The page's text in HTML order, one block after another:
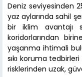
Deniz seviyesinden
yaz aylarında sahil
bir iklim avantajı
koridorlarından
yaşanma ihtimali
sıkı koruma
risklerinden uzak,